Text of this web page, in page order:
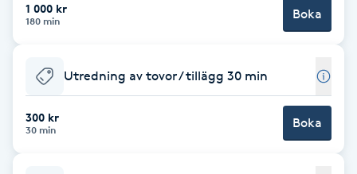
Cryoterapi
Damklippning
1 000 kr
180 min Boka
Utredning av tovor / tillägg 30 min
300 kr
30 min Boka